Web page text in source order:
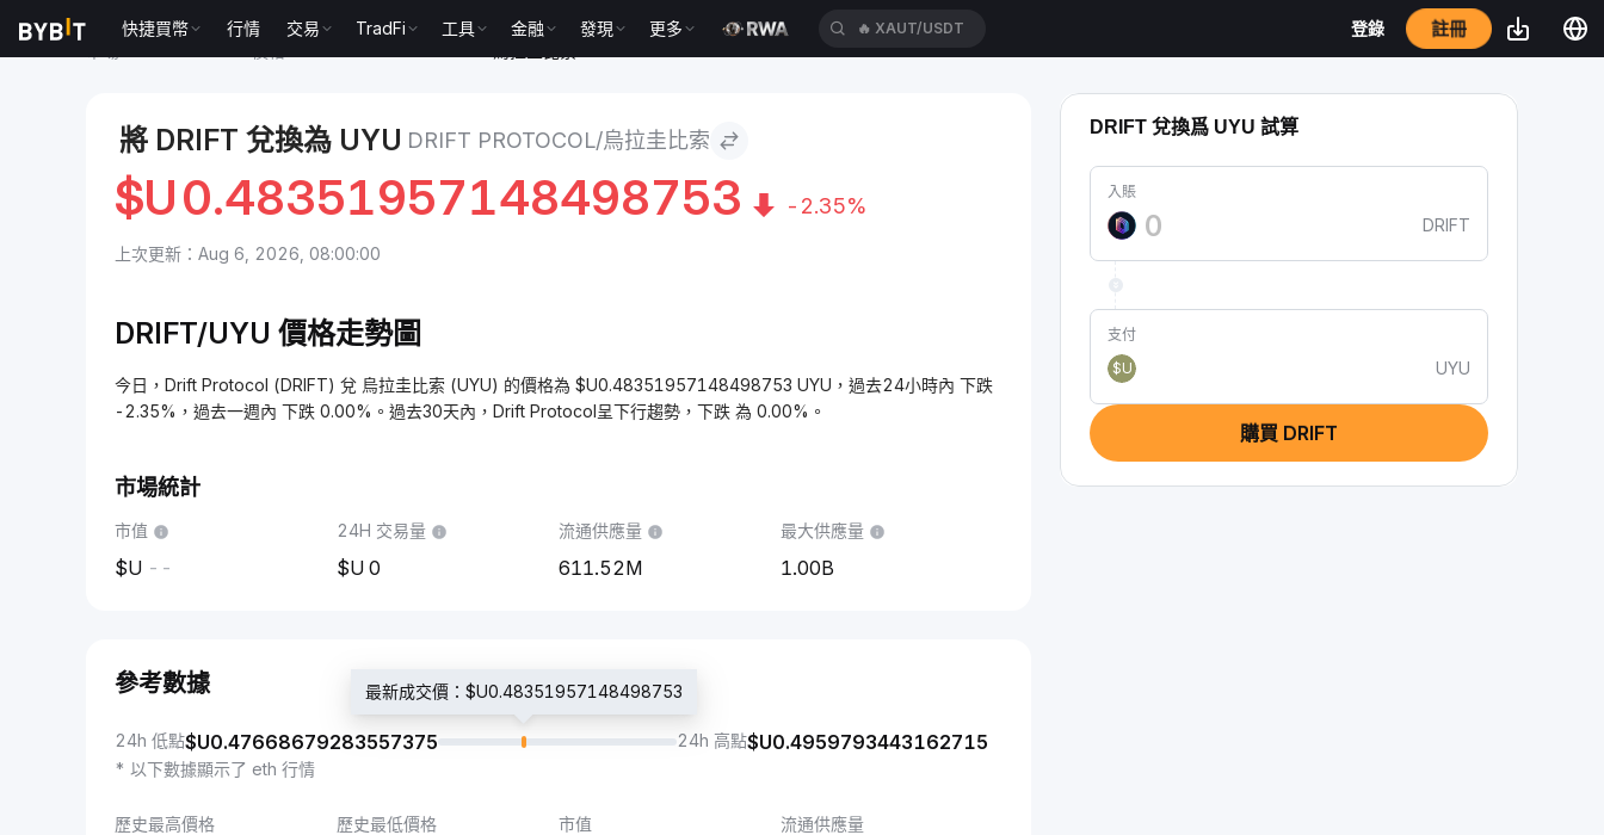
快捷買幣 行情 交易 TradFi 工具 金融 發現 更多 🔥 XAUT/USDT 登錄 註冊
將 DRIFT 兌換為 UYU DRIFT PROTOCOL/烏拉圭比索
$U0.48351957148498753 -2.35%
上次更新：Aug 6, 2026, 08:00:00
DRIFT/UYU 價格走勢圖
今日，Drift Protocol (DRIFT) 兌 烏拉圭比索 (UYU) 的價格為 $U0.48351957148498753 UYU，過去24小時內 下跌
-2.35%，過去一週內 下跌 0.00%。過去30天內，Drift Protocol呈下行趨勢，下跌 為 0.00%。
市場統計
市值
--
24H 交易量
0
流通供應量
611.52M
最大供應量
1.00B
參考數據
24h 低點$U0.47668679283557375
最新成交價：$U0.48351957148498753
24h 高點$U0.4959793443162715
* 以下數據顯示了 eth 行情
歷史最高價格 歷史最低價格 市值 流通供應量
DRIFT 兌換爲 UYU 試算
入賬
DRIFT
支付
$U
UYU
購買 DRIFT